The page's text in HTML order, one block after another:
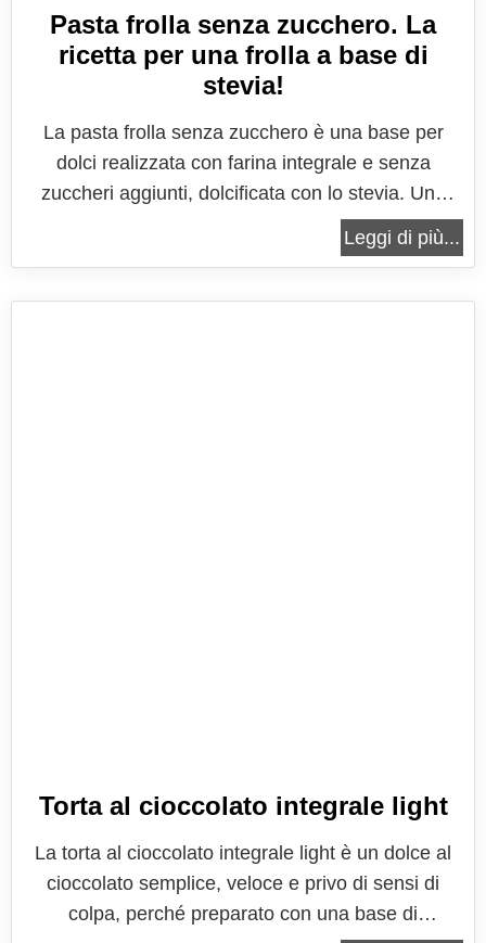
Pasta frolla senza zucchero. La
ricetta per una frolla a base di
stevia!
La pasta frolla senza zucchero è una base per
dolci realizzata con farina integrale e senza
zuccheri aggiunti, dolcificata con lo stevia. Una
soluzione semplice e veloce perfetta per alternare
preparazioni classiche come quella della frolla
Leggi di più...
Torta al cioccolato integrale light
La torta al cioccolato integrale light è un dolce al
cioccolato semplice, veloce e privo di sensi di
colpa, perché preparato con una base di